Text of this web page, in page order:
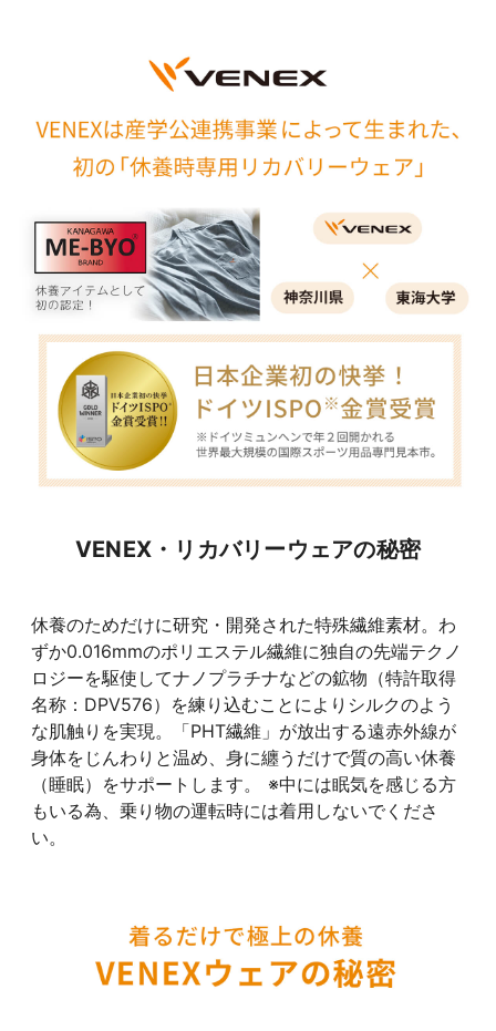
VENEX・リカバリーウェアの秘密
休養のためだけに研究・開発された特殊繊維素材。わ
ずか0.016mmのポリエステル繊維に独自の先端テクノ
ロジーを駆使してナノプラチナなどの鉱物（特許取得
名称：DPV576）を練り込むことによりシルクのよう
な肌触りを実現。「PHT繊維」が放出する遠赤外線が
身体をじんわりと温め、身に纏うだけで質の高い休養
（睡眠）をサポートします。 ※中には眠気を感じる方
もいる為、乗り物の運転時には着用しないでくださ
い。